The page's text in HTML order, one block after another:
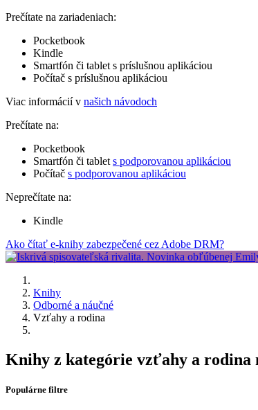
Prečítate na zariadeniach:
Pocketbook
Kindle
Smartfón či tablet s príslušnou aplikáciou
Počítač s príslušnou aplikáciou
Viac informácií v našich návodoch
Prečítate na:
Pocketbook
Smartfón či tablet s podporovanou aplikáciou
Počítač s podporovanou aplikáciou
Neprečítate na:
Kindle
Ako čítať e-knihy zabezpečené cez Adobe DRM?
Knihy
Odborné a náučné
Vzťahy a rodina
Knihy z kategórie vzťahy a rodina
Populárne filtre